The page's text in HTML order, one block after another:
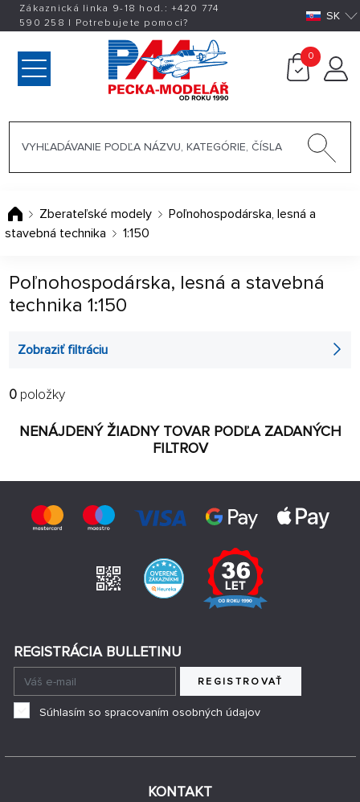
Zákaznická linka 9-18 hod.:+420 774
590 258 | Potrebujete pomoci? SK
0
Zberateľské modely
Poľnohospodárska, lesná a
stavebná technika
1:150
Poľnohospodárska, lesná a stavebná
technika 1:150
Zobraziť filtráciu
FILTROVAŤ:
VÝROBCOVIA
len na sklade
NAJNOVŠIE
0 položky
NENÁJDENÝ ŽIADNY TOVAR PODĽA ZADANÝCH
FILTROV
KONTAKT
REGISTRÁCIA BULLETINU
REGISTROVAŤ
Súhlasím so spracovaním osobných údajov